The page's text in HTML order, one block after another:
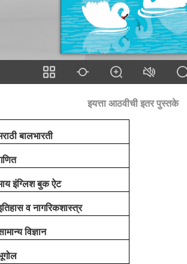
इयत्ता आठवीची इतर पुस्तके
बालभारती
इंग्लिश बुक ऐट
व नागरिकशास्त्र
विज्ञान